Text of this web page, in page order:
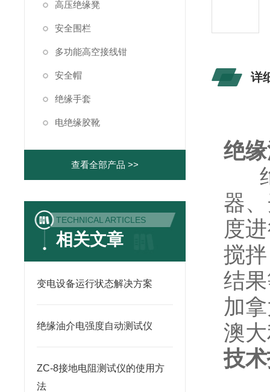
高压绝缘凳
安全围栏
多功能高空接线钳
安全帽
绝缘手套
电绝缘胶靴
查看全部产品 >>
TECHNICAL ARTICLES
相关文章
变电设备运行状态解决方案
绝缘油介电强度自动测试仪
ZC-8接地电阻测试仪的使用方
法
详
绝
绝
器
度
搅
结
加
澳
技